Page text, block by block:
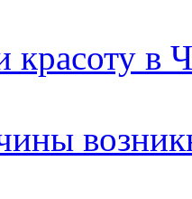
красоту в